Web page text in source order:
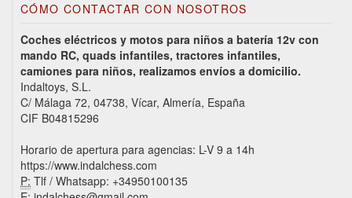
CÓMO CONTACTAR CON NOSOTROS
Coches eléctricos y motos para niños a batería 12v con
mando RC, quads infantiles, tractores infantiles,
camiones para niños, realizamos envíos a domicilio.
Indaltoys, S.L.
C/ Málaga 72, 04738, Vícar, Almería, España
CIF B04815296
Horario de apertura para agencias: L-V 9 a 14h
https://www.indalchess.com
P: Tlf / Whatsapp: +34950100135